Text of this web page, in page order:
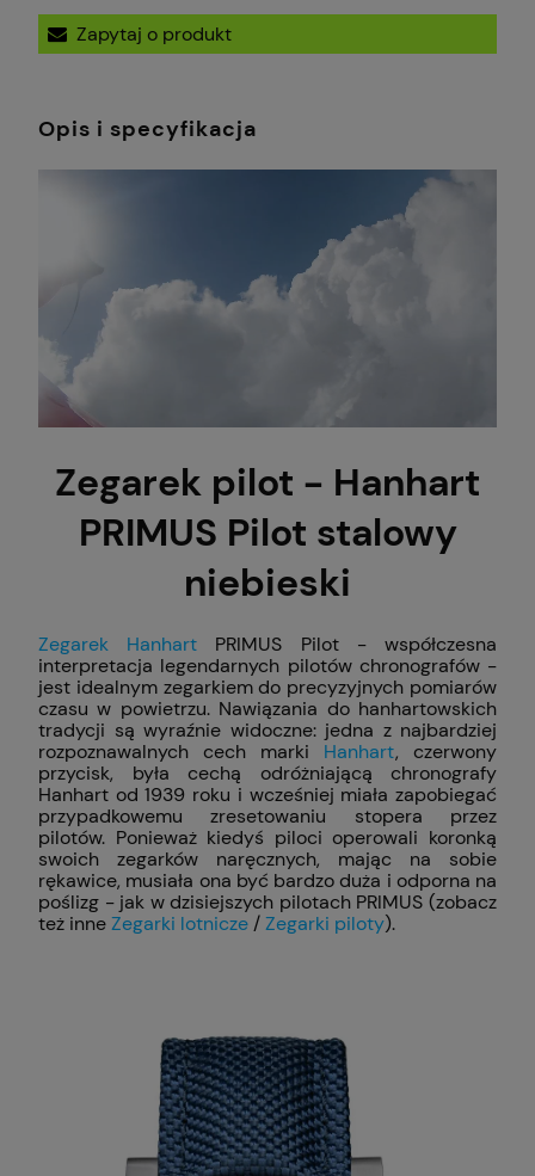
Zapytaj o produkt
Opis i specyfikacja
Zegarek pilot - Hanhart
PRIMUS Pilot stalowy
niebieski
Zegarek Hanhart PRIMUS Pilot - współczesna
interpretacja legendarnych pilotów chronografów -
jest idealnym zegarkiem do precyzyjnych pomiarów
czasu w powietrzu. Nawiązania do hanhartowskich
tradycji są wyraźnie widoczne: jedna z najbardziej
rozpoznawalnych cech marki Hanhart, czerwony
przycisk, była cechą odróżniającą chronografy
Hanhart od 1939 roku i wcześniej miała zapobiegać
przypadkowemu zresetowaniu stopera przez
pilotów. Ponieważ kiedyś piloci operowali koronką
swoich zegarków naręcznych, mając na sobie
rękawice, musiała ona być bardzo duża i odporna na
poślizg - jak w dzisiejszych pilotach PRIMUS (zobacz
też inneZegarki lotnicze /Zegarki piloty).